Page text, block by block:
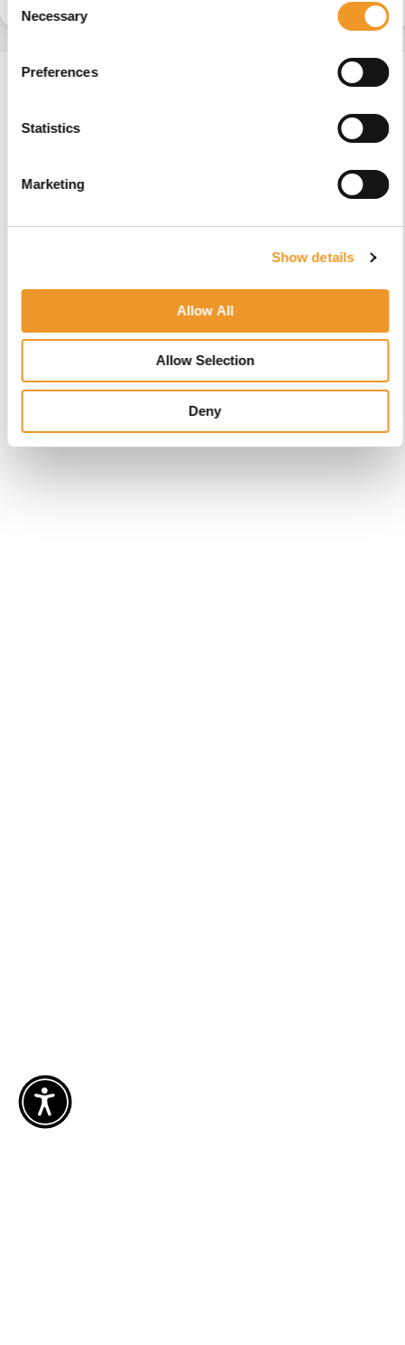
Selection
Necessary
Preferences
Statistics
Marketing
Show details
Allow All
Allow Selection
Deny